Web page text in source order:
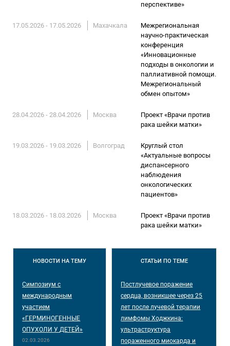
перспективе»
17.05.2026 - 17.05.2026 Махачкала
Межрегиональная
научно-практическая
конференция
«Инновационные
подходы в онкологии и
паллиативной помощи.
Межрегиональный
обмен опытом»
28.04.2026 - 28.04.2026 Москва
Проект «Врачи против
рака шейки матки»
19.03.2026 - 19.03.2026 Волгоград
Круглый стол
«Актуальные вопросы
диспансерного
наблюдения
онкологических
пациентов»
18.03.2026 - 18.03.2026 Москва
Проект «Врачи против
рака шейки матки»
НОВОСТИНА ТЕМУ
Симпозиум с
международным
участием
«ГЕРМИНОГЕННЫЕ
ОПУХОЛИ У ДЕТЕЙ»
02.03.2026
СТАТЬИ ПО ТЕМЕ
Постлучевое поражение
сердца, возникшее через 25
лет после лучевой терапии
лимфомы Ходжкина:
ультраструктура
пораженного миокарда и